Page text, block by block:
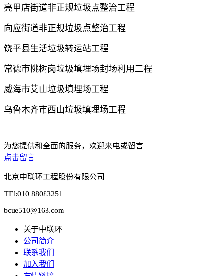
亮甲店街道非正规垃圾点整治工程
向应街道非正规垃圾点整治工程
饶平县生活垃圾转运站工程
常德市桃树岗垃圾填埋场封场利用工程
威海市艾山垃圾填埋场工程
乌鲁木齐市西山垃圾填埋场工程
为您提供和全面的服务，欢迎来电或留言
点击留言
北京中联环工程股份有限公司
TEl:010-88083251
bcue510@163.com
关于中联环
公司简介
联系我们
加入我们